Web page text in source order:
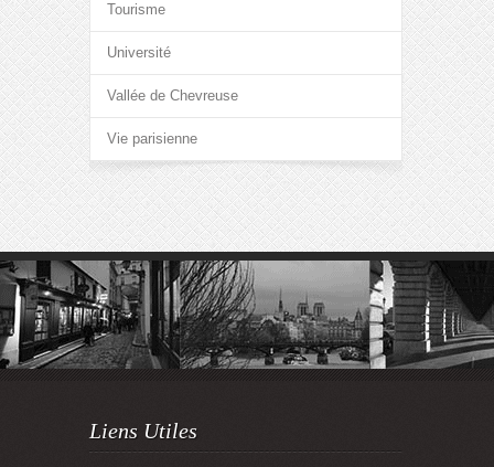
Tourisme
Université
Vallée de Chevreuse
Vie parisienne
Liens Utiles